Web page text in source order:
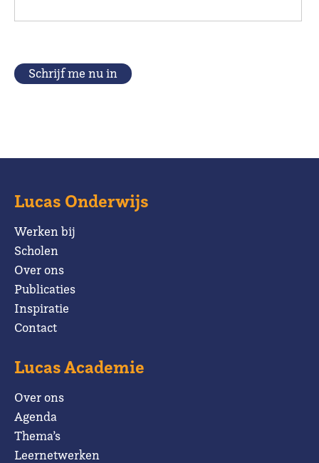
Schrijf me nu in
Lucas Onderwijs
Werken bij
Scholen
Over ons
Publicaties
Inspiratie
Contact
Lucas Academie
Over ons
Agenda
Thema’s
Leernetwerken